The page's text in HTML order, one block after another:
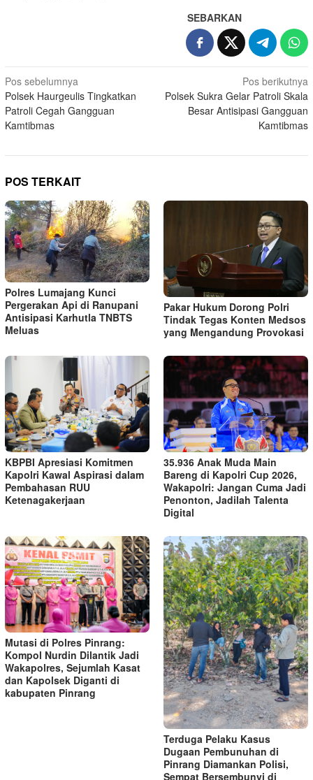
SEBARKAN
Navigasi
pos
Pos sebelumnya
Polsek Haurgeulis Tingkatkan
Patroli Cegah Gangguan
Kamtibmas
Pos berikutnya
Polsek Sukra Gelar Patroli Skala
Besar Antisipasi Gangguan
Kamtibmas
POS TERKAIT
Polres Lumajang Kunci
Pergerakan Api di Ranupani
Antisipasi Karhutla TNBTS
Meluas
Pakar Hukum Dorong Polri
Tindak Tegas Konten Medsos
yang Mengandung Provokasi
KBPBI Apresiasi Komitmen
Kapolri Kawal Aspirasi dalam
Pembahasan RUU
Ketenagakerjaan
35.936 Anak Muda Main
Bareng di Kapolri Cup 2026,
Wakapolri: Jangan Cuma Jadi
Penonton, Jadilah Talenta
Digital
Mutasi di Polres Pinrang:
Kompol Nurdin Dilantik Jadi
Wakapolres, Sejumlah Kasat
dan Kapolsek Diganti di
kabupaten Pinrang
Terduga Pelaku Kasus
Dugaan Pembunuhan di
Pinrang Diamankan Polisi,
Sempat Bersembunyi di